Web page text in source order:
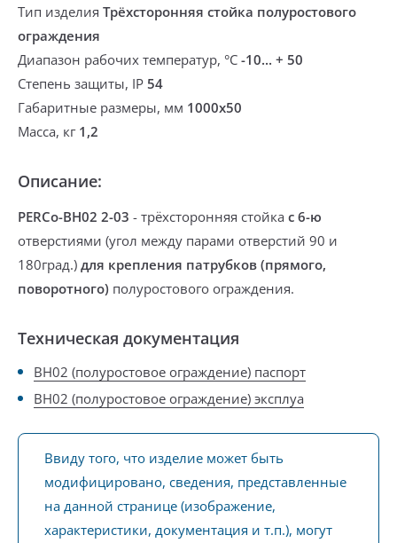
Тип изделия Трёхсторонняя стойка полуростового
ограждения
Диапазон рабочих температур, °С -10... + 50
Степень защиты, IP 54
Габаритные размеры, мм 1000х50
Масса, кг 1,2
Описание:
PERCo-BH02 2-03 - трёхсторонняя стойка с 6-ю
отверстиями (угол между парами отверстий 90 и
180град.) для крепления патрубков (прямого,
поворотного) полуростового ограждения.
Техническая документация
BH02 (полуростовое ограждение) паспорт
BH02 (полуростовое ограждение) эксплуа
Ввиду того, что изделие может быть
модифицировано, сведения, представленные
на данной странице (изображение,
характеристики, документация и т.п.), могут